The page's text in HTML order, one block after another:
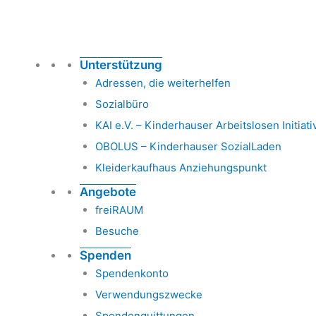
Unterstützung
Adressen, die weiterhelfen
Sozialbüro
KAI e.V. – Kinderhauser Arbeitslosen
OBOLUS – Kinderhauser SozialLaden
Kleiderkaufhaus Anziehungspunkt
Angebote
freiRAUM
Besuche
Spenden
Spendenkonto
Verwendungszwecke